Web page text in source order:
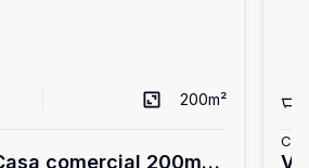
200m²
comercial 200m³,